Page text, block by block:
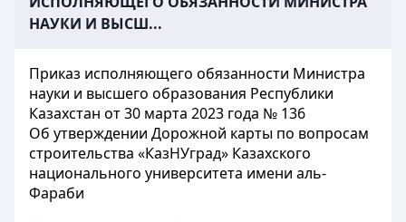
НАУКИ И ВЫСШ...
Приказ исполняющего обязанности Министра
науки и высшего образования Республики
Казахстан от 30 марта 2023 года № 136
Об утверждении Дорожной карты по вопросам
строительства «КазНУград» Казахского
национального университета имени аль-
Фараби